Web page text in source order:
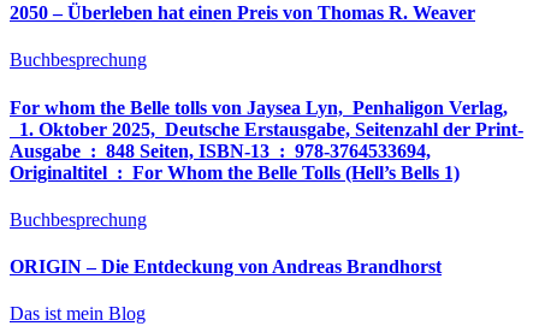
2050 – Überleben hat einen Preis von Thomas R. Weaver
Buchbesprechung
For whom the Belle tolls von Jaysea Lyn, ‎ Penhaligon Verlag,
‎ 1. Oktober 2025, ‎ Deutsche Erstausgabe, Seitenzahl der Print-
Ausgabe ‏ : ‎ 848 Seiten, ISBN-13 ‏ : ‎ 978-3764533694,
Originaltitel ‏ : ‎ For Whom the Belle Tolls (Hell’s Bells 1)
Buchbesprechung
ORIGIN – Die Entdeckung von Andreas Brandhorst
Das ist mein Blog